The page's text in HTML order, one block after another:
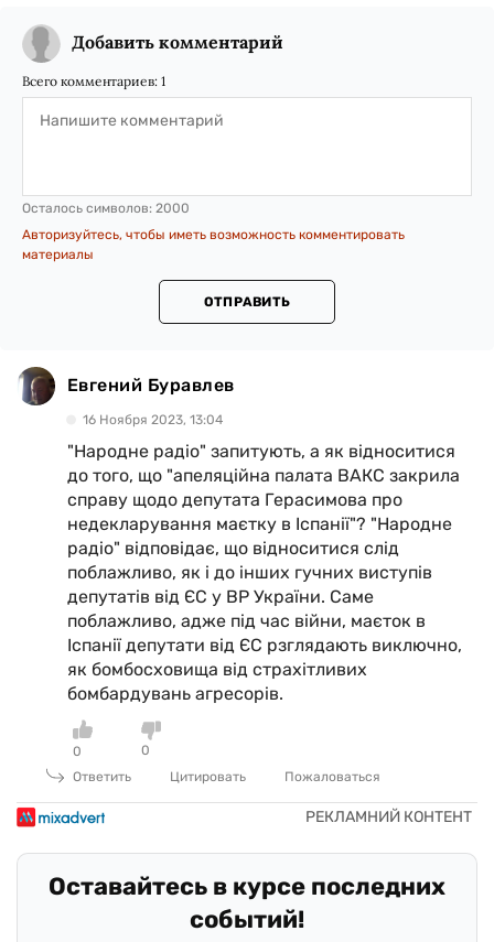
Добавить комментарий
Всего комментариев: 1
Осталось символов: 2000
Авторизуйтесь, чтобы иметь возможность комментировать
материалы
ОТПРАВИТЬ
Евгений Буравлев
16 Ноября 2023, 13:04
"Народне радіо" запитують, а як відноситися
до того, що "апеляційна палата ВАКС закрила
справу щодо депутата Герасимова про
недекларування маєтку в Іспанії"? "Народне
радіо" відповідає, що відноситися слід
поблажливо, як і до інших гучних виступів
депутатів від ЄС у ВР України. Саме
поблажливо, адже під час війни, маєток в
Іспанії депутати від ЄС рзглядають виключно,
як бомбосховища від страхітливих
бомбардувань агресорів.
0
0
Ответить
Цитировать Пожаловаться
Оставайтесь в курсе последних
событий!